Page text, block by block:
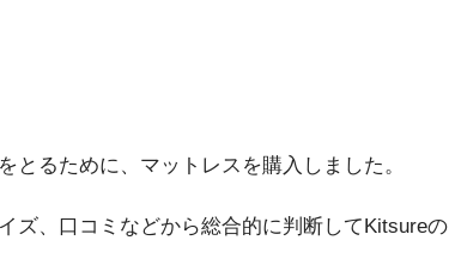
るために、マットレスを購入しました。
ズ、口コミなどから総合的に判断してKitsureの